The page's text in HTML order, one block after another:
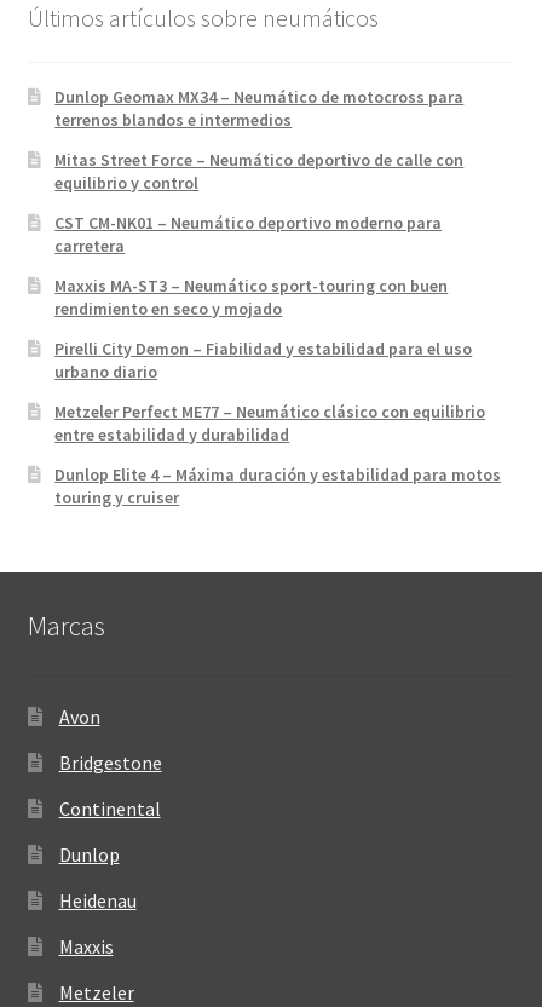
Últimos artículos sobre neumáticos
Dunlop Geomax MX34 – Neumático de motocross para
terrenos blandos e intermedios
Mitas Street Force – Neumático deportivo de calle con
equilibrio y control
CST CM-NK01 – Neumático deportivo moderno para
carretera
Maxxis MA-ST3 – Neumático sport-touring con buen
rendimiento en seco y mojado
Pirelli City Demon – Fiabilidad y estabilidad para el uso
urbano diario
Metzeler Perfect ME77 – Neumático clásico con equilibrio
entre estabilidad y durabilidad
Dunlop Elite 4 – Máxima duración y estabilidad para motos
touring y cruiser
Marcas
Avon
Bridgestone
Continental
Dunlop
Heidenau
Maxxis
Metzeler